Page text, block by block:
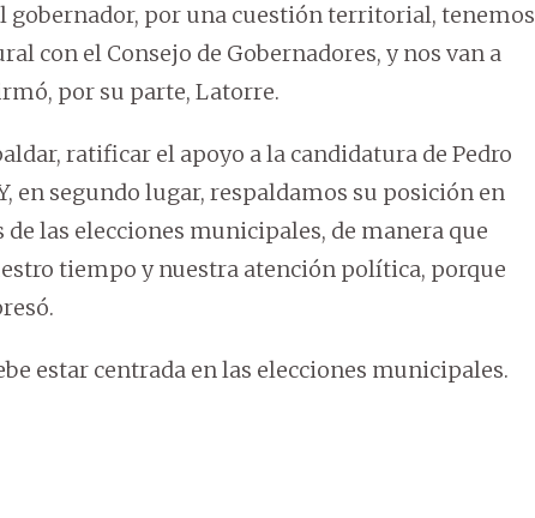
gobernador, por una cuestión territorial, tenemos
con el Consejo de Gobernadores, y nos van a
por su parte, Latorre.
ratificar el apoyo a la candidatura de Pedro
en segundo lugar, respaldamos su posición en
las elecciones municipales, de manera que
tiempo y nuestra atención política, porque
estar centrada en las elecciones municipales.